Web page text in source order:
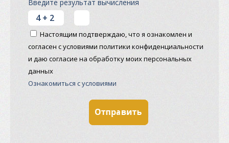
Введите результат вычисления
Настоящим подтверждаю, что я ознакомлен и
согласен с условиями политики конфиденциальности
и даю согласие на обработку моих персональных
данных
Ознакомиться с условиями